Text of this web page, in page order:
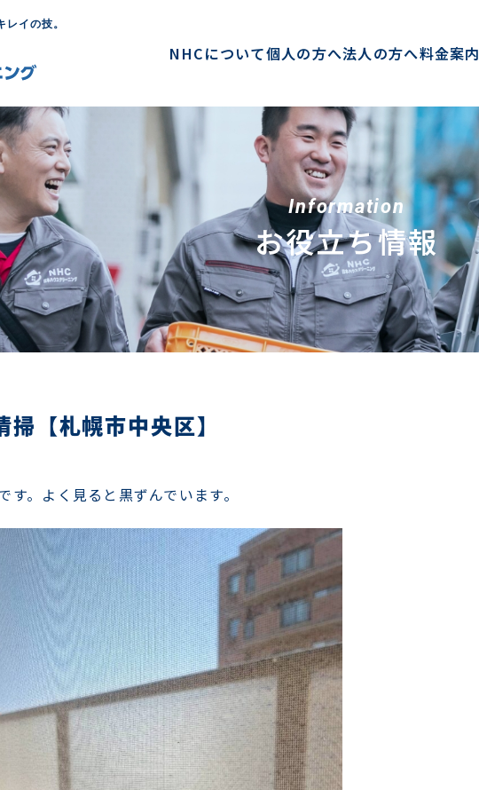
イの技。
NHCについて個人の方へ法人の方へ料金案内
Information
お役立ち情報
掃【札幌市中央区】
す。よく見ると黒ずんでいます。